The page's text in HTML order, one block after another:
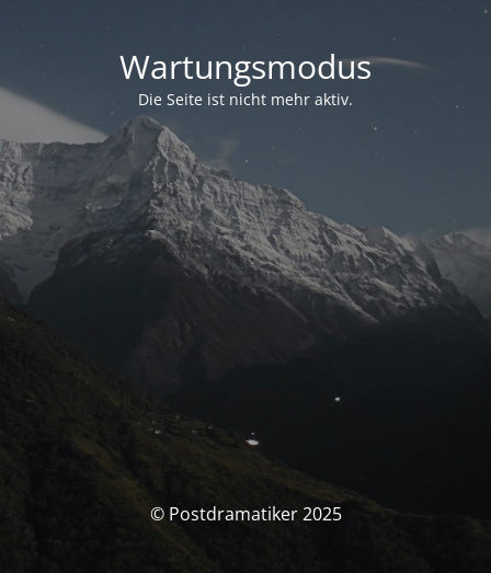
Wartungsmodus
Die Seite ist nicht mehr aktiv.
© Postdramatiker 2025